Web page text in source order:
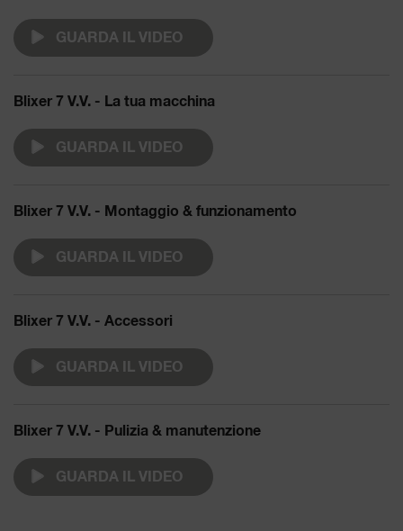
GUARDA IL VIDEO
Blixer 7 V.V. - La tua macchina
GUARDA IL VIDEO
Blixer 7 V.V. - Montaggio & funzionamento
GUARDA IL VIDEO
Blixer 7 V.V. - Accessori
GUARDA IL VIDEO
Blixer 7 V.V. - Pulizia & manutenzione
GUARDA IL VIDEO